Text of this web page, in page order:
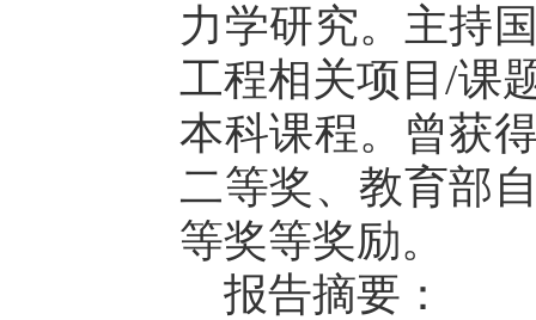
力学研究。主持
工程相关项目/课
本科课程。曾获
二等奖、教育部
等奖等奖励。
报告摘要：